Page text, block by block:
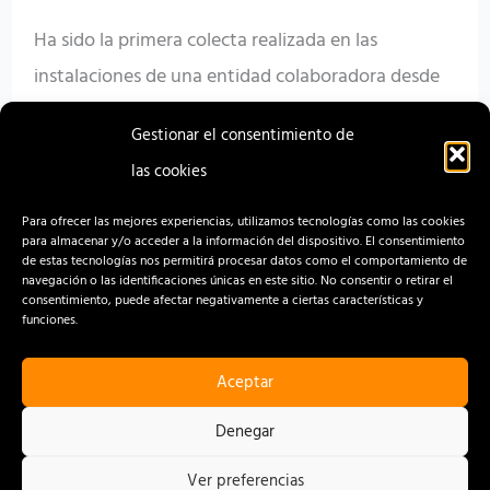
Gestionar el consentimiento de
las cookies
Para ofrecer las mejores experiencias, utilizamos tecnologías como las cookies
para almacenar y/o acceder a la información del dispositivo. El consentimiento
de estas tecnologías nos permitirá procesar datos como el comportamiento de
navegación o las identificaciones únicas en este sitio. No consentir o retirar el
consentimiento, puede afectar negativamente a ciertas características y
funciones.
Aceptar
Denegar
Ver preferencias
Ha sido la primera colecta realizada en las
instalaciones de una entidad colaboradora desde
sangre
Read More »
CONTACTO
AVISO LEGAL